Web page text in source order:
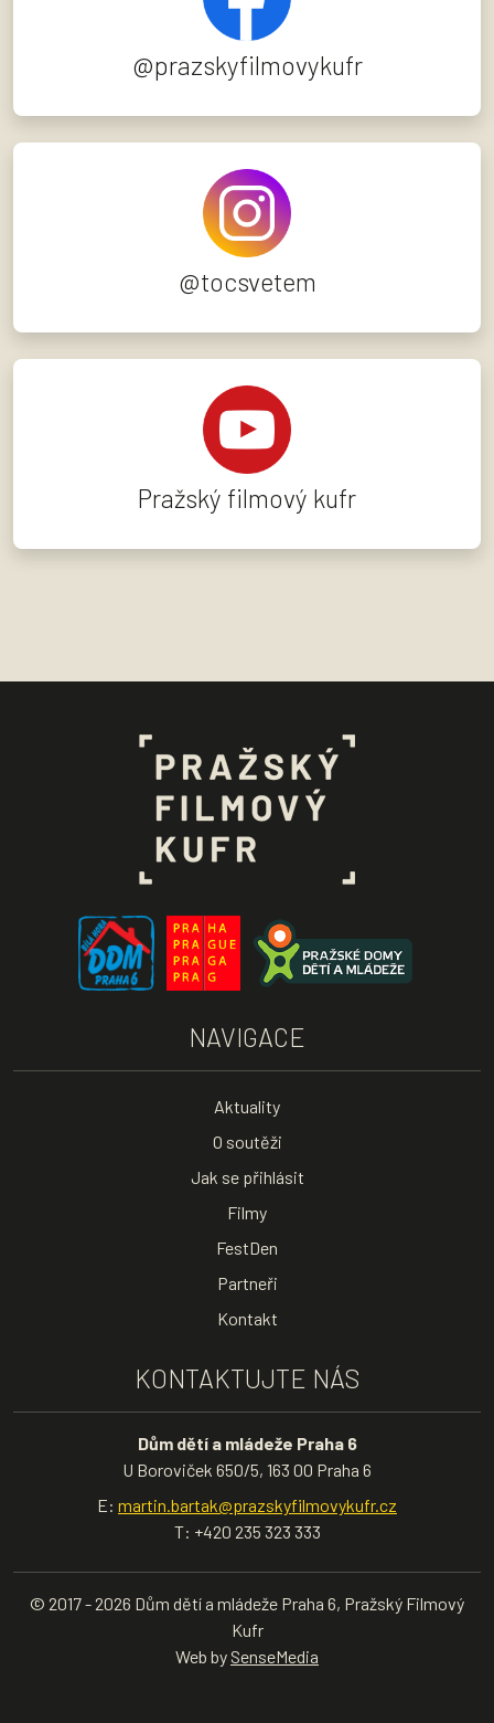
@prazskyfilmovykufr
@tocsvetem
Pražský filmový kufr
NAVIGACE
Aktuality
O soutěži
Jak se přihlásit
Filmy
FestDen
Partneři
Kontakt
KONTAKTUJTE NÁS
Dům dětí a mládeže Praha 6
U Boroviček 650/5, 163 00 Praha 6
E: martin.bartak@prazskyfilmovykufr.cz
T: +420 235 323 333
© 2017 - 2026 Dům dětí a mládeže Praha 6, Pražský Filmový
Kufr
Web by SenseMedia